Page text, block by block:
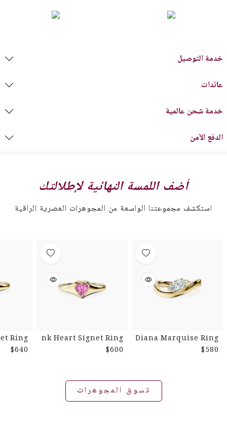
خدمة التوصيل
عائدات
خدمة شحن عالمية
الدفع الآمن
أضف اللمسة النهائية لإطلالتك
استكشف مجموعتنا الواسعة من المجوهرات العصرية الراقية
Diana Marquise Ring
$580
Pink Heart Signet Ring
$600
Ring
$640
تسوق المجوهرات